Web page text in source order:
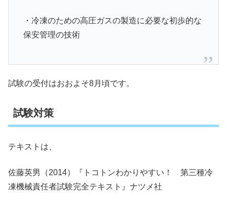
・冷凍のための高圧ガスの製造に必要な初歩的な
保安管理の技術
試験の受付はおおよそ8月頃です。
試験対策
テキストは、
佐藤英男（2014）『トコトンわかりやすい！ 第三種冷
凍機械責任者試験完全テキスト』ナツメ社